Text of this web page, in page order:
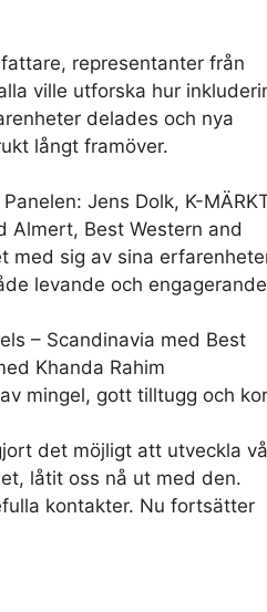
representanter från
ville utforska hur
delades och nya
långt framöver.
Jens Dolk, K-
Almert, Best Western and
med sig av sina
levande och
– Scandinavia med Best
Khanda Rahim
mingel, gott tilltugg och
det möjligt att utveckla
låtit oss nå ut med den.
kontakter. Nu fortsätter